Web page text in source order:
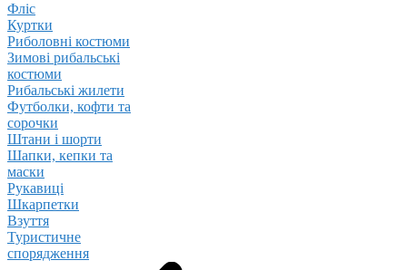
Фліс
Куртки
Риболовні костюми
Зимові рибальські
костюми
Рибальські жилети
Футболки, кофти та
сорочки
Штани і шорти
Шапки, кепки та
маски
Рукавиці
Шкарпетки
Взуття
Туристичне
спорядження